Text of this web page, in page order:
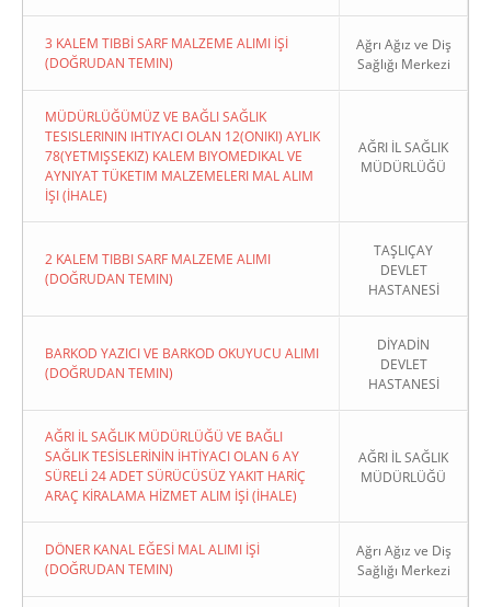
3 KALEM TIBBİ SARF MALZEME ALIMI İŞİ
(DOĞRUDAN TEMIN)
Ağrı Ağız ve Diş
Sağlığı Merkezi
MÜDÜRLÜĞÜMÜZ VE BAĞLI SAĞLIK
TESISLERININ IHTIYACI OLAN 12(ONIKI) AYLIK
78(YETMIŞSEKIZ) KALEM BIYOMEDIKAL VE
AYNIYAT TÜKETIM MALZEMELERI MAL ALIM
İŞI (İHALE)
AĞRI İL SAĞLIK
MÜDÜRLÜĞÜ
2 KALEM TIBBI SARF MALZEME ALIMI
(DOĞRUDAN TEMIN)
TAŞLIÇAY
DEVLET
HASTANESİ
BARKOD YAZICI VE BARKOD OKUYUCU ALIMI
(DOĞRUDAN TEMIN)
DİYADİN
DEVLET
HASTANESİ
AĞRI İL SAĞLIK MÜDÜRLÜĞÜ VE BAĞLI
SAĞLIK TESİSLERİNİN İHTİYACI OLAN 6 AY
SÜRELİ 24 ADET SÜRÜCÜSÜZ YAKIT HARİÇ
ARAÇ KİRALAMA HİZMET ALIM İŞİ (İHALE)
AĞRI İL SAĞLIK
MÜDÜRLÜĞÜ
DÖNER KANAL EĞESİ MAL ALIMI İŞİ
(DOĞRUDAN TEMIN)
Ağrı Ağız ve Diş
Sağlığı Merkezi